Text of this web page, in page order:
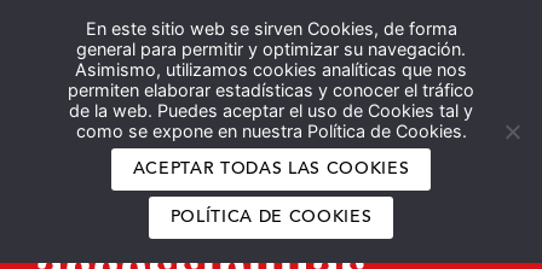
En este sitio web se sirven Cookies, de forma
general para permitir y optimizar su navegación.
Asimismo, utilizamos cookies analíticas que nos
permiten elaborar estadísticas y conocer el tráfico
de la web. Puedes aceptar el uso de Cookies tal y
como se expone en nuestra Política de Cookies.
ACEPTAR TODAS LAS COOKIES
POLÍTICA DE COOKIES
Español English